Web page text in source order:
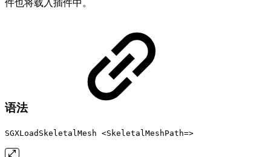
件也将载入插件中。
语法
SGXLoadSkeletalMesh <SkeletalMeshPath=>